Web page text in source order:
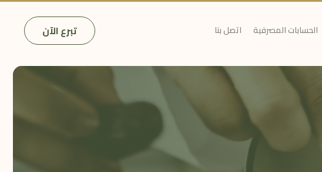
الحسابات المصرفية اتصل بنا تبرع الآن